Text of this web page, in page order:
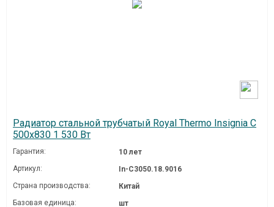
Радиатор стальной трубчатый Royal Thermo Insignia C
500x830 1 530 Вт
Гарантия:
10 лет
Артикул:
In-C3050.18.9016
Страна производства:
Китай
Базовая единица:
шт